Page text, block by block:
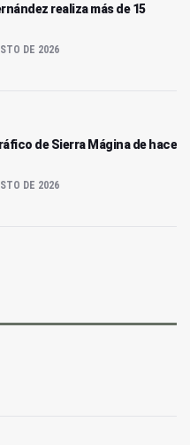
realiza más de 15
DE 2026
de Sierra Mágina de hace
DE 2026